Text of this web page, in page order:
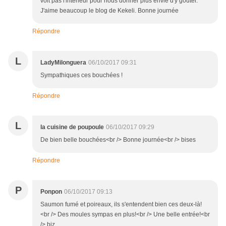
J'aime beaucoup le blog de Kekeli. Bonne journée
Répondre
L LadyMilonguera 06/10/2017 09:31
Sympathiques ces bouchées !
Répondre
L la cuisine de poupoule 06/10/2017 09:29
De bien belle bouchées<br /> Bonne journée<br /> bises
Répondre
P Ponpon 06/10/2017 09:13
Saumon fumé et poireaux, ils s'entendent bien ces deux-là!
<br /> Des moules sympas en plus!<br /> Une belle entrée!<br
/> biz